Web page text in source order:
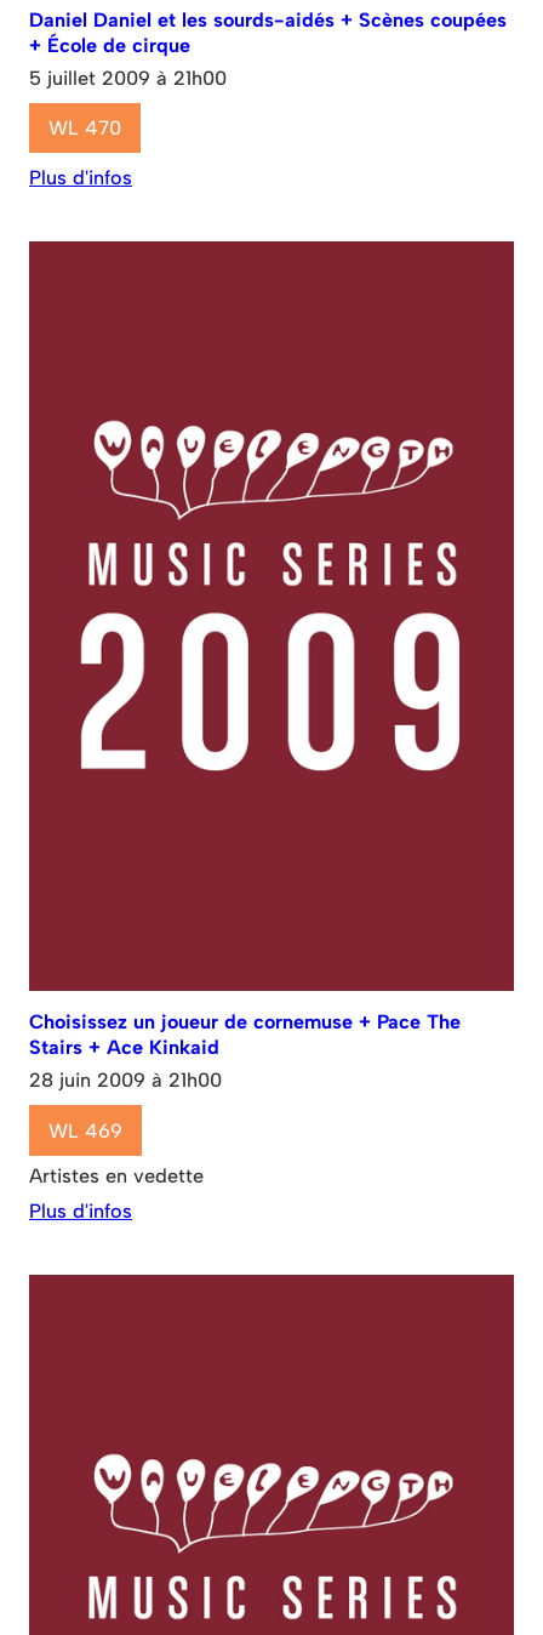
Daniel Daniel et les sourds-aidés + Scènes coupées
+ École de cirque
5 juillet 2009 à 21h00
WL 470
Plus d'infos
Choisissez un joueur de cornemuse + Pace The
Stairs + Ace Kinkaid
28 juin 2009 à 21h00
WL 469
Artistes en vedette
Plus d'infos